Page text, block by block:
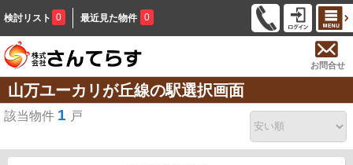
検討リスト 0 最近見た物件 0
お問合せ
山万ユーカリが丘線の駅選択画面
該当物件 1 戸